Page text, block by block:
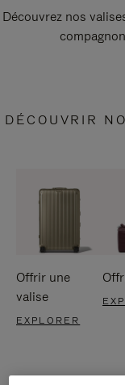
Découvrez nos
DÉCOUVRIR
Offrir une
valise
EXPLORER